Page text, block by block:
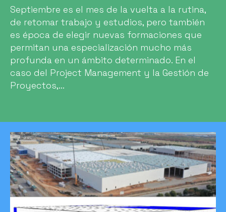
Septiembre es el mes de la vuelta a la rutina,
de retomar trabajo y estudios, pero también
es época de elegir nuevas formaciones que
permitan una especialización mucho más
profunda en un ámbito determinado. En el
caso del Project Management y la Gestión de
Proyectos,...